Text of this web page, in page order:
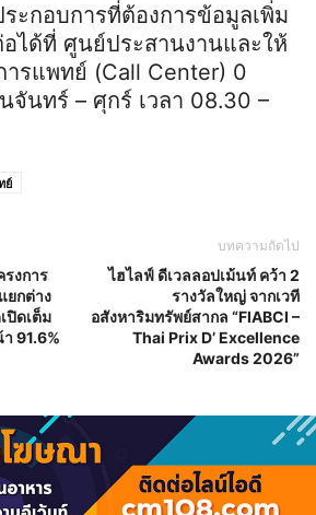
ะกอบการที่ต้องการข้อมูลเพิ่ม
ได้ที่ ศูนย์ประสานงานและให้
รแพทย์ (Call Center) 0
จันทร์ – ศุกร์ เวลา 08.30 –
ย์
งการ
ยกต่าง
ปิดเต็ม
91.6%
บทความถัดไป
ไฮไลฟ์ ดีเวลลอปเม้นท์ คว้า 2
รางวัลใหญ่ จากเวที
อสังหาริมทรัพย์สากล “FIABCI –
Thai Prix D’ Excellence
Awards 2026”